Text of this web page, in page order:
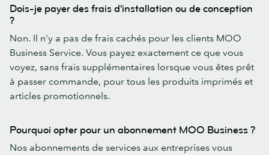
Dois-je payer des frais d'installation ou de conception
?
Non. Il n'y a pas de frais cachés pour les clients MOO
Business Service. Vous payez exactement ce que vous
voyez, sans frais supplémentaires lorsque vous êtes prêt
à passer commande, pour tous les produits imprimés et
articles promotionnels.
Pourquoi opter pour un abonnement MOO Business ?
Nos abonnements de services aux entreprises vous